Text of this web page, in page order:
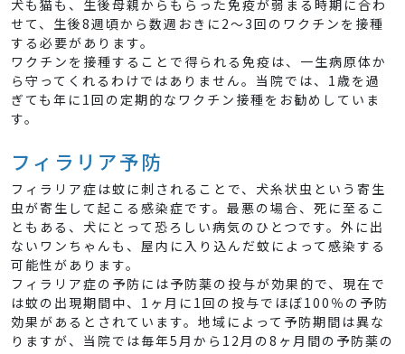
犬も猫も、生後母親からもらった免疫が弱まる時期に合わ
せて、生後8週頃から数週おきに2～3回のワクチンを接種
する必要があります。
ワクチンを接種することで得られる免疫は、一生病原体か
ら守ってくれるわけではありません。当院では、1歳を過
ぎても年に1回の定期的なワクチン接種をお勧めしていま
す。
フィラリア予防
フィラリア症は蚊に刺されることで、犬糸状虫という寄生
虫が寄生して起こる感染症です。最悪の場合、死に至るこ
ともある、犬にとって恐ろしい病気のひとつです。外に出
ないワンちゃんも、屋内に入り込んだ蚊によって感染する
可能性があります。
フィラリア症の予防には予防薬の投与が効果的で、現在で
は蚊の出現期間中、1ヶ月に1回の投与でほぼ100％の予防
効果があるとされています。地域によって予防期間は異な
りますが、当院では毎年5月から12月の8ヶ月間の予防薬の